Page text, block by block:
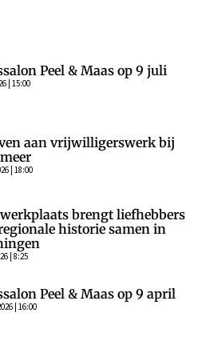
Peel & Maas op 9 juli
| 15:00
aan vrijwilligerswerk bij
| 18:00
brengt liefhebbers
historie samen in
| 8:25
Peel & Maas op 9 april
| 16:00